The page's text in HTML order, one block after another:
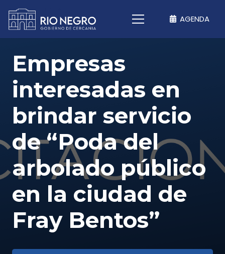
AGENDA
Empresas
interesadas en
brindar servicio
de “Poda del
arbolado público
en la ciudad de
Fray Bentos”